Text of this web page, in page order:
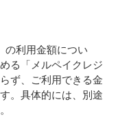
の利用金額につい
る「メルペイクレジ
ず、ご利用できる金
。具体的には、別途